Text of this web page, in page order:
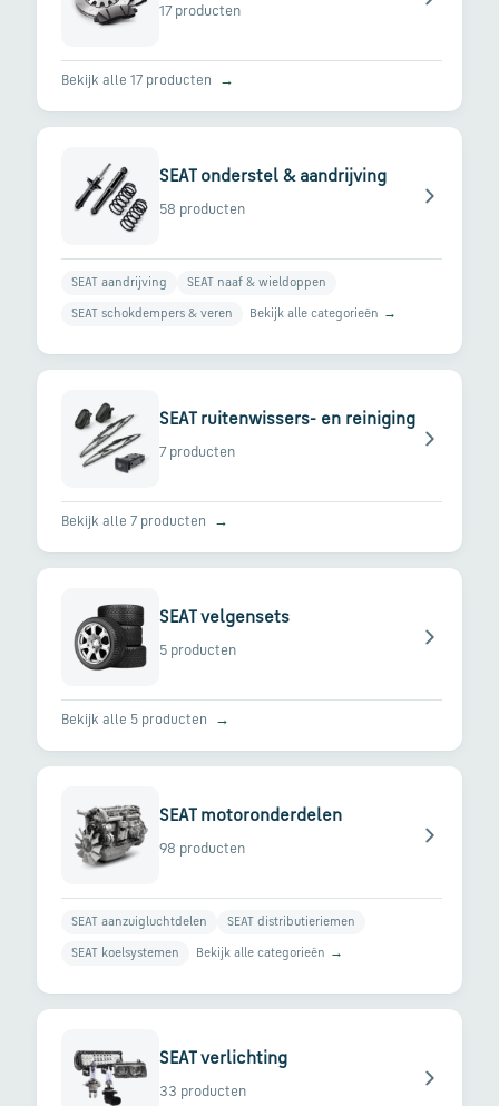
17 producten
Bekijk alle 17 producten →
SEAT onderstel & aandrijving
58 producten
SEAT aandrijving SEAT naaf & wieldoppen
SEAT schokdempers & veren Bekijk alle categorieën →
SEAT ruitenwissers- en reiniging
7 producten
Bekijk alle 7 producten →
SEAT velgensets
5 producten
Bekijk alle 5 producten →
SEAT motoronderdelen
98 producten
SEAT aanzuigluchtdelen SEAT distributieriemen
SEAT koelsystemen Bekijk alle categorieën →
SEAT verlichting
33 producten